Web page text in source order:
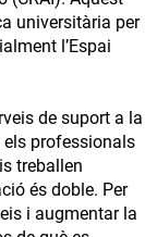
universitària per
l’Espai
de suport a la
els professionals
treballen
és doble. Per
i augmentar la